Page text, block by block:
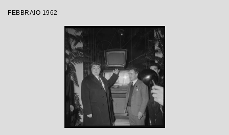
FEBBRAIO 1962